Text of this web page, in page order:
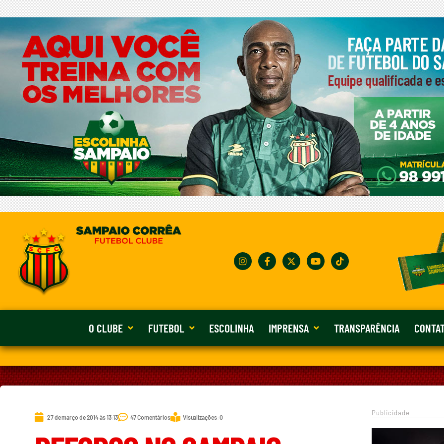
O CLUBE FUTEBOL ESCOLINHA IMPRENSA TRANSPARÊNCIA
27 de março de 2014 às 13:13 47 Comentários Visualizações: 0
Publicidade